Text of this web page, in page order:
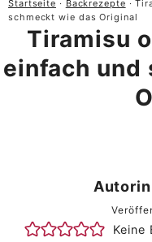
Startseite · Backrezepte ·
schmeckt wie das Original
Tiramisu
einfach und
Keine